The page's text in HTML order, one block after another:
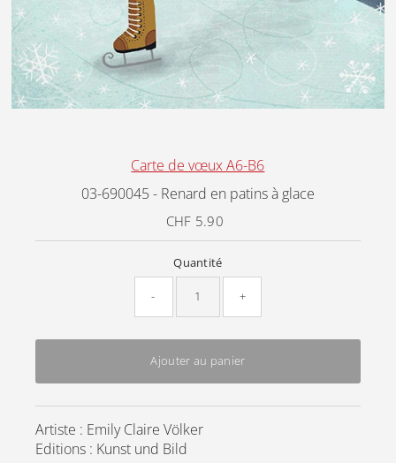
Carte de vœux A6-B6
03-690045 - Renard en patins à glace
Prix
ordinaire
CHF 5.90
Quantité
- +
Ajouter au panier
Artiste : Emily Claire Völker
Editions : Kunst und Bild